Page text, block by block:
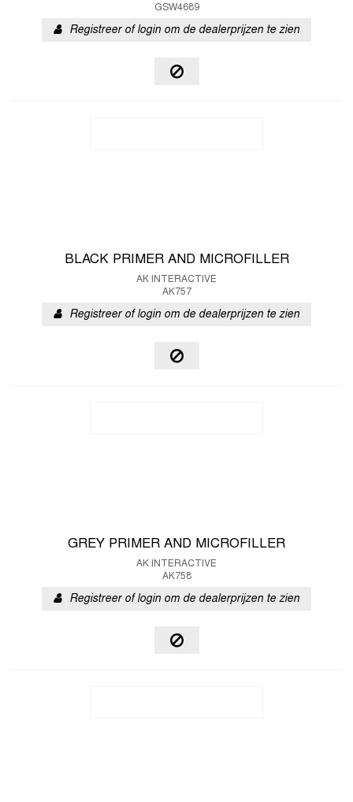
GSW4689
Registreer of login om de dealerprijzen te zien
BLACK PRIMER AND MICROFILLER
AK INTERACTIVE
AK757
Registreer of login om de dealerprijzen te zien
GREY PRIMER AND MICROFILLER
AK INTERACTIVE
AK758
Registreer of login om de dealerprijzen te zien